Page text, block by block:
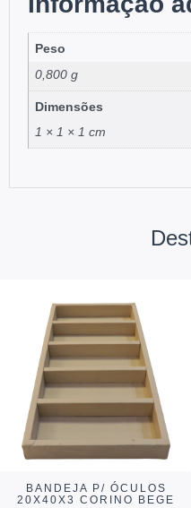
Peso
0,800 g
Dimensões
1 × 1 × 1 cm
BANDEJA P/ ÓCULOS
20X40X3 CORINO BEGE